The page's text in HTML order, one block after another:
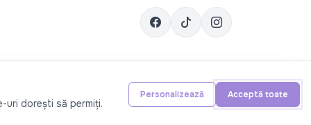
uri dorești să permiți.
Personalizează Acceptă toate